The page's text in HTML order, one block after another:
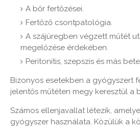
A bőr fertőzései.
Fertőző csontpatológia.
A szájüregben végzett műtét
megelőzése érdekében.
Peritonitis, szepszis és más
Bizonyos esetekben a gyógyszert
jelentős műtéten megy keresztül a
Számos ellenjavallat létezik,
gyógyszer használata. Közülük a